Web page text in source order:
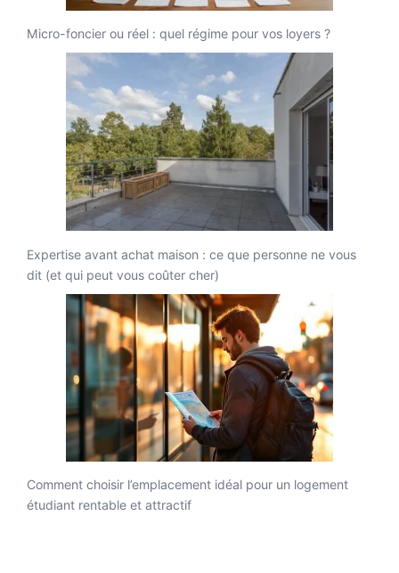
Micro-foncier ou réel : quel régime pour vos loyers ?
Expertise avant achat maison : ce que personne ne vous
dit (et qui peut vous coûter cher)
Comment choisir l’emplacement idéal pour un logement
étudiant rentable et attractif